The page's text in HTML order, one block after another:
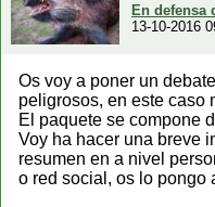
En defensa
13-10-2016
Os voy a poner un
peligrosos, en este caso
El paquete se compone
Voy ha hacer una breve
resumen en a nivel
o red social, os lo pongo